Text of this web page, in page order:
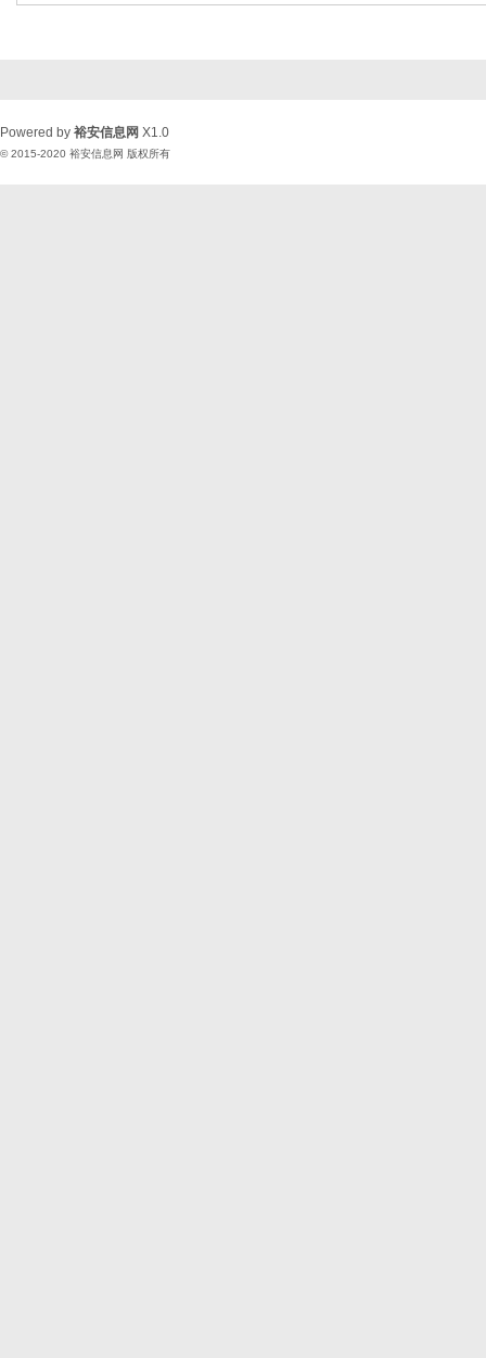
Powered by 裕安信息网 X1.0
© 2015-2020 裕安信息网 版权所有